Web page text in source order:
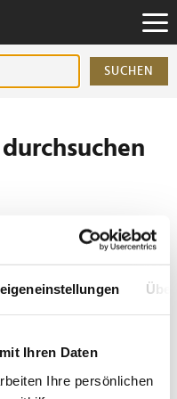
Ihren Daten
Ihre persönlichen
SUCHEN
zwischen
Nachname".
von Robotern